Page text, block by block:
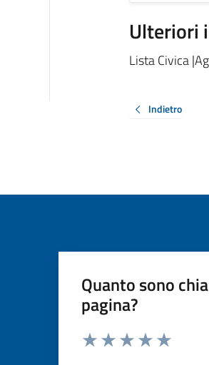
Ulteriori
Lista Civica
Indietro
Quanto sono
pagina?
Valuta da 1 a 5 stelle la pagina